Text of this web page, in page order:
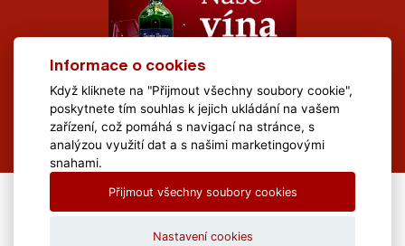
All Rights Reserved Muzeum Brněnska © 2020, Webdesign by
Informace o cookies
Když kliknete na "Přijmout všechny soubory cookie",
poskytnete tím souhlas k jejich ukládání na vašem
zařízení, což pomáhá s navigací na stránce, s
analýzou využití dat a s našimi marketingovými
snahami.
Přijmout všechny soubory cookies
Nastavení cookies